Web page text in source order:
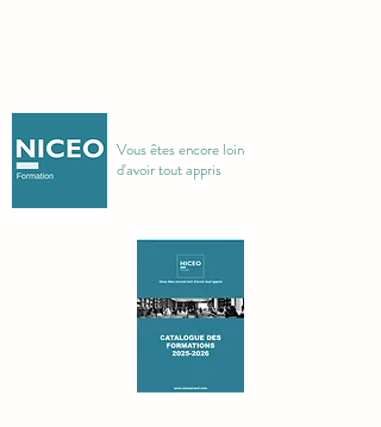
Vous êtes encore loin
d'avoir tout appris